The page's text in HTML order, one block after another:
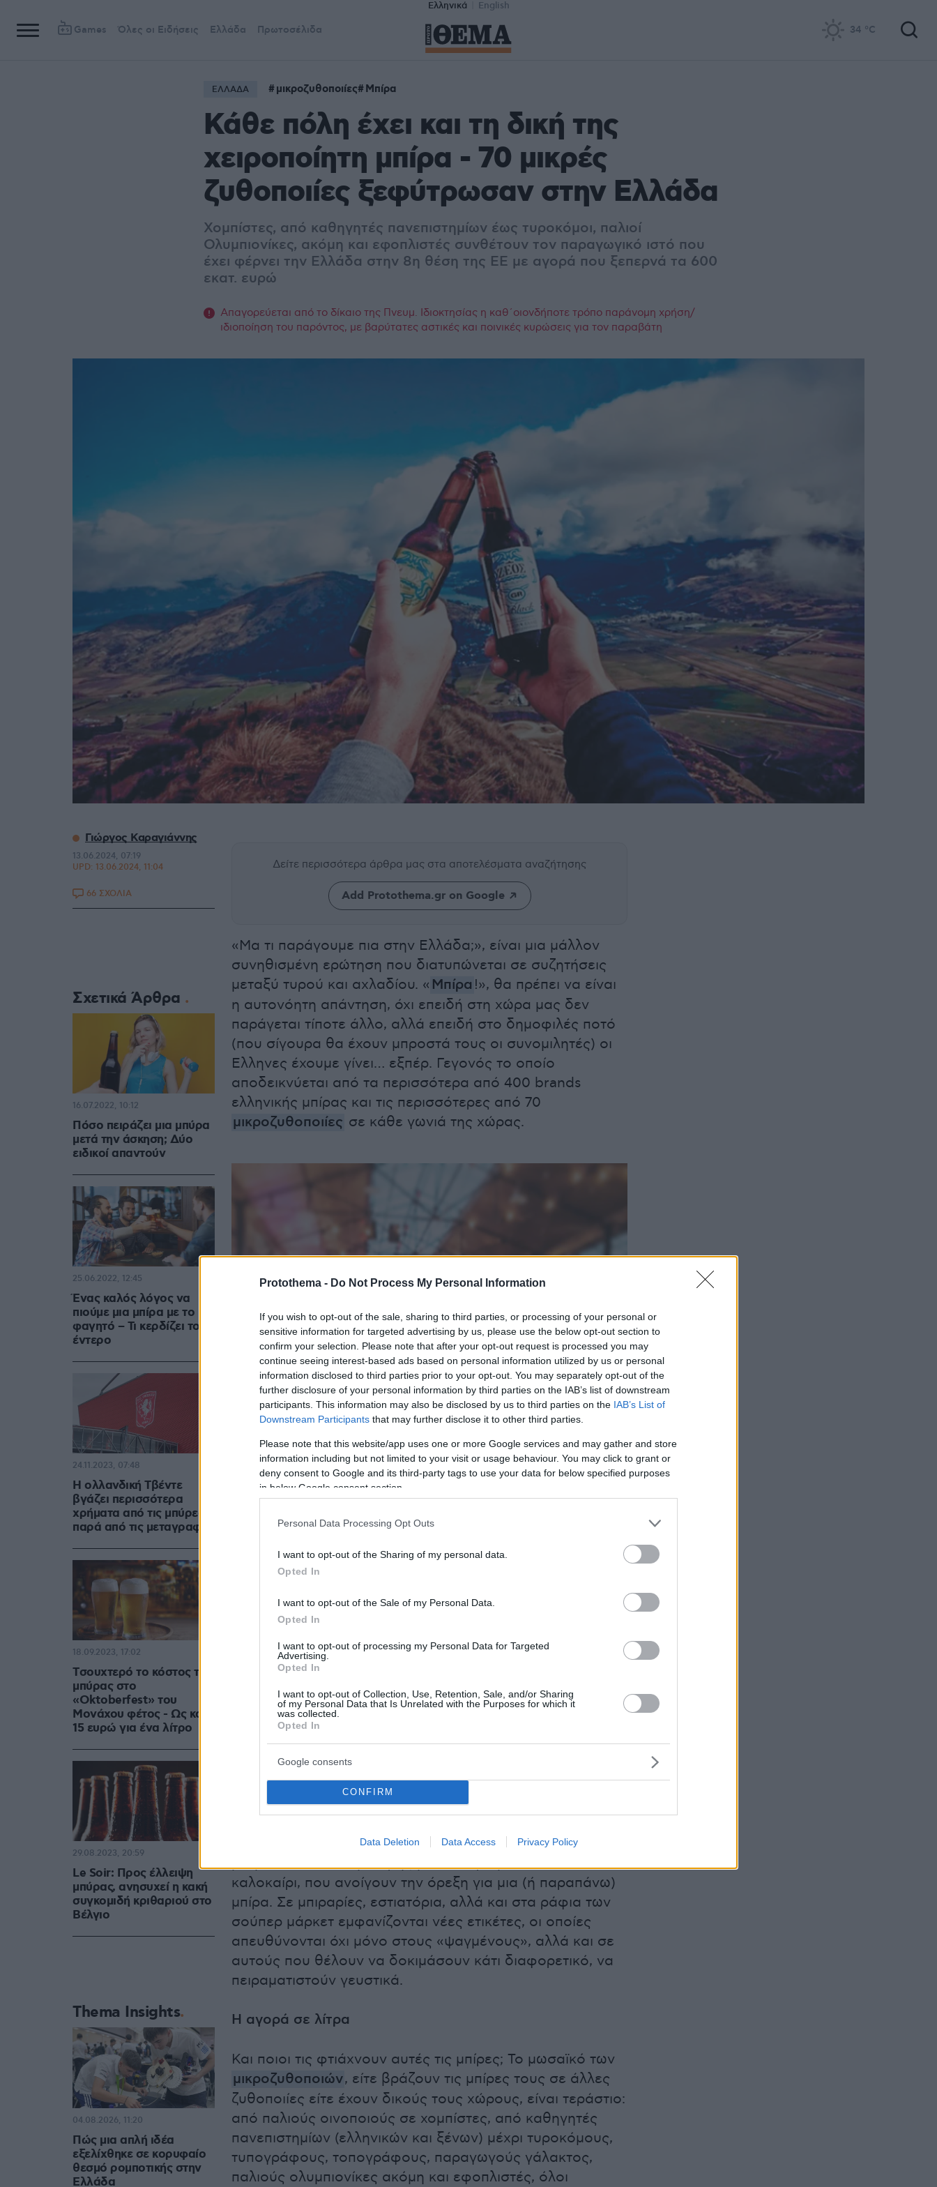
Protothema - Do Not Process My Personal Information
If you wish to opt-out of the sale, sharing to third parties, or processing of your personal or
sensitive information for targeted advertising by us, please use the below opt-out section to
confirm your selection. Please note that after your opt-out request is processed you may
continue seeing interest-based ads based on personal information utilized by us or personal
information disclosed to third parties prior to your opt-out. You may separately opt-out of the
further disclosure of your personal information by third parties on the IAB’s list of downstream
participants. This information may also be disclosed by us to third parties on the IAB’s List of
Downstream Participants that may further disclose it to other third parties.
Please note that this website/app uses one or more Google services and may gather and store
information including but not limited to your visit or usage behaviour. You may click to grant or
deny consent to Google and its third-party tags to use your data for below specified purposes
in below Google consent section.
Personal Data Processing Opt Outs
I want to opt-out of the Sharing of my personal data.
Opted In
I want to opt-out of the Sale of my Personal Data.
Opted In
I want to opt-out of processing my Personal Data for Targeted
Advertising.
Opted In
I want to opt-out of Collection, Use, Retention, Sale, and/or Sharing
of my Personal Data that Is Unrelated with the Purposes for which it
was collected.
Opted In
Google consents
CONFIRM
Data Deletion Data Access Privacy Policy
Ελληνικά English
Games Όλες οι Ειδήσεις Ελλάδα Πρωτοσέλιδα 34 °C
ΕΛΛΑΔΑ μικροζυθοποιίες Μπίρα
Κάθε πόλη έχει και τη δική της
χειροποίητη μπίρα - 70 μικρές
ζυθοποιίες ξεφύτρωσαν στην Ελλάδα
Χομπίστες, από καθηγητές πανεπιστημίων έως τυροκόμοι, παλιοί
Ολυμπιονίκες, ακόμη και εφοπλιστές συνθέτουν τον παραγωγικό ιστό που
έχει φέρνει την Ελλάδα στην 8η θέση της ΕΕ με αγορά που ξεπερνά τα 600
εκατ. ευρώ
Απαγορεύεται από το δίκαιο της Πνευμ. Ιδιοκτησίας η καθ΄οιονδήποτε τρόπο παράνομη χρήση/
ιδιοποίηση του παρόντος, με βαρύτατες αστικές και ποινικές κυρώσεις για τον παραβάτη
Δείτε περισσότερα άρθρα μας στα αποτελέσματα αναζήτησης
Add Protothema.gr on Google
«Μα τι παράγουμε πια στην Ελλάδα;», είναι μια μάλλον
συνηθισμένη ερώτηση που διατυπώνεται σε συζητήσεις
μεταξύ τυρού και αχλαδίου. « Μπίρα !», θα πρέπει να είναι
η αυτονόητη απάντηση, όχι επειδή στη χώρα μας δεν
παράγεται τίποτε άλλο, αλλά επειδή στο δημοφιλές ποτό
(που σίγουρα θα έχουν μπροστά τους οι συνομιλητές) οι
Ελληνες έχουμε γίνει… εξπέρ. Γεγονός το οποίο
αποδεικνύεται από τα περισσότερα από 400 brands
ελληνικής μπίρας και τις περισσότερες από 70
μικροζυθοποιίες σε κάθε γωνιά της χώρας.
Μάμος / Αθήνα: Κυκλοφορεί εδώ και 7 χρόνια ως τίτλος τιμής στον Ζακυνθινό
ζυθοποιείο-ζυθοπωλείο της Ελλάδας
Ξανθιές, μαύρες, Ales, Lagers, Pilsner, Weiss. Ο,τι τραβά η
ψυχή, ή καλύτερα το... λαρύγγι του καθενός, μπορεί να το
μικροζυθοποιία, με τους παραγωγούς μπίρας να
βοηθούνται από την έκρηξη του τουρισμού, αλλά και το…
καλοκαίρι, που ανοίγουν την όρεξη για μια (ή παραπάνω)
μπίρα. Σε μπιραρίες, εστιατόρια, αλλά και στα ράφια των
σούπερ μάρκετ εμφανίζονται νέες ετικέτες, οι οποίες
απευθύνονται όχι μόνο στους «ψαγμένους», αλλά και σε
αυτούς που θέλουν να δοκιμάσουν κάτι διαφορετικό, να
πειραματιστούν γευστικά.
Η αγορά σε λίτρα
Και ποιοι τις φτιάχνουν αυτές τις μπίρες; Το μωσαϊκό των
μικροζυθοποιών, είτε βράζουν τις μπίρες τους σε άλλες
ζυθοποιίες είτε έχουν δικούς τους χώρους, είναι τεράστιο:
από παλιούς οινοποιούς σε χομπίστες, από καθηγητές
πανεπιστημίων (ελληνικών και ξένων) μέχρι τυροκόμους,
τυπογράφους, τοπογράφους, παραγωγούς γάλακτος,
παλιούς ολυμπιονίκες ακόμη και εφοπλιστές, όλοι
Γιώργος Καραγιάννης
13.06.2024, 07:19
UPD: 13.06.2024, 11:04
66 ΣΧΟΛΙΑ
Σχετικά Άρθρα
Πόσο πειράζει μια μπύρα
μετά την άσκηση; Δύο
ειδικοί απαντούν
16.07.2022, 10:12
Ένας καλός λόγος να
πιούμε μια μπίρα με το
φαγητό – Τι κερδίζει το
έντερο
25.06.2022, 12:45
Η ολλανδική Τβέντε
βγάζει περισσότερα
χρήματα από τις μπύρες,
παρά από τις μεταγραφές
24.11.2023, 07:48
Tσουχτερό το κόστος της
μπύρας στο
«Οktoberfest» του
Μονάχου φέτος - Ως και
15 ευρώ για ένα λίτρο
18.09.2023, 17:02
Le Soir: Προς έλλειψη
μπύρας, ανησυχεί η κακή
συγκομιδή κριθαριού στο
Βέλγιο
29.08.2023, 20:59
Thema Insights
Πώς μια απλή ιδέα
εξελίχθηκε σε κορυφαίο
θεσμό ρομποτικής στην
Ελλάδα
04.08.2026, 11:20